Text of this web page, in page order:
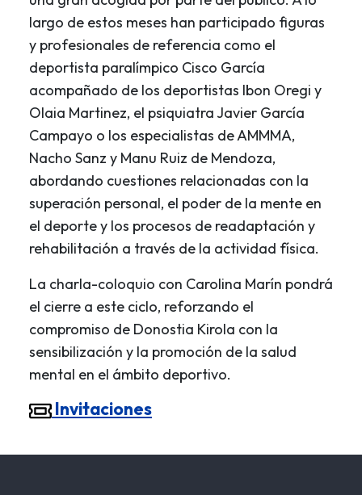
largo de estos meses han participado figuras
y profesionales de referencia como el
deportista paralímpico Cisco García
acompañado de los deportistas Ibon Oregi y
Olaia Martinez, el psiquiatra Javier García
Campayo o los especialistas de AMMMA,
Nacho Sanz y Manu Ruiz de Mendoza,
abordando cuestiones relacionadas con la
superación personal, el poder de la mente en
el deporte y los procesos de readaptación y
rehabilitación a través de la actividad física.
La charla-coloquio con Carolina Marín pondrá
el cierre a este ciclo, reforzando el
compromiso de Donostia Kirola con la
sensibilización y la promoción de la salud
mental en el ámbito deportivo.
Invitaciones